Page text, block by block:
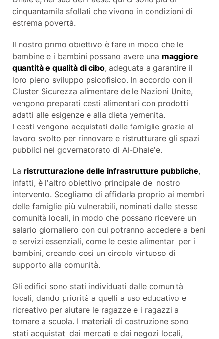
cinquantamila sfollati che vivono in condizioni di
estrema povertà.
Il nostro primo obiettivo è fare in modo che le
bambine e i bambini possano avere una maggiore
quantità e qualità di cibo, adeguata a garantire il
loro pieno sviluppo psicofisico. In accordo con il
Cluster Sicurezza alimentare delle Nazioni Unite,
vengono preparati cesti alimentari con prodotti
adatti alle esigenze e alla dieta yemenita.
I cesti vengono acquistati dalle famiglie grazie al
lavoro svolto per rinnovare e ristrutturare gli spazi
pubblici nel governatorato di Al-Dhale’e.
La ristrutturazione delle infrastrutture pubbliche,
infatti, è l’altro obiettivo principale del nostro
intervento. Scegliamo di affidarla proprio ai membri
delle famiglie più vulnerabili, nominati dalle stesse
comunità locali, in modo che possano ricevere un
salario giornaliero con cui potranno accedere a beni
e servizi essenziali, come le ceste alimentari per i
bambini, creando così un circolo virtuoso di
supporto alla comunità.
Gli edifici sono stati individuati dalle comunità
locali, dando priorità a quelli a uso educativo e
ricreativo per aiutare le ragazze e i ragazzi a
tornare a scuola. I materiali di costruzione sono
stati acquistati dai mercati e dai negozi locali,